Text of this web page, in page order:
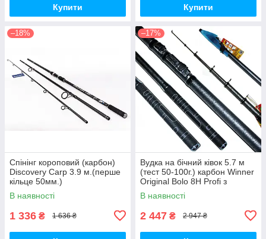
Купити Купити
–18%
Спінінг короповий (карбон)
Discovery Carp 3.9 м.(перше
кільце 50мм.)
В наявності
1 336 ₴ 1 636 ₴
–17%
Вудка на бічний ківок 5.7 м
(тест 50-100г.) карбон Winner
Original Bolo 8H Profi з
кільцями
В наявності
2 447 ₴ 2 947 ₴